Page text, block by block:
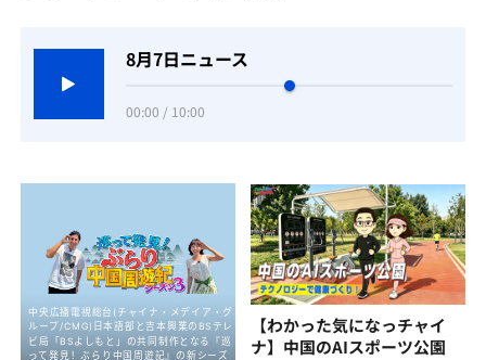
8月7日ニュース
00:00 / 10:00
【わかった気になっチャイ
ナ】中国のAIスポーツ公園